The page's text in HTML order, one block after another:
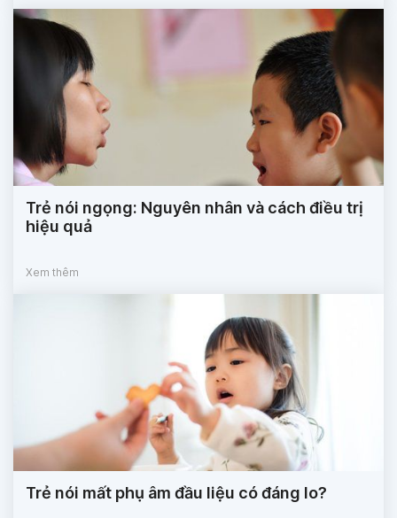
Trẻ nói ngọng: Nguyên nhân và cách điều trị
hiệu quả
Xem thêm
Trẻ nói mất phụ âm đầu liệu có đáng lo?